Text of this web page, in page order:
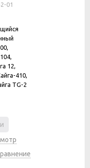
01
12,
410,
TG-2